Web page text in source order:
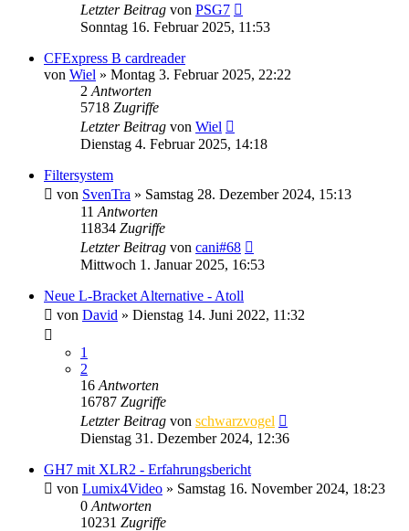
Letzter Beitrag von PSG7
Sonntag 16. Februar 2025, 11:53
CFExpress B cardreader
von Wiel » Montag 3. Februar 2025, 22:22
2 Antworten
5718 Zugriffe
Letzter Beitrag von Wiel
Dienstag 4. Februar 2025, 14:18
Filtersystem
von SvenTra » Samstag 28. Dezember 2024, 15:13
11 Antworten
11834 Zugriffe
Letzter Beitrag von cani#68
Mittwoch 1. Januar 2025, 16:53
Neue L-Bracket Alternative - Atoll
von David » Dienstag 14. Juni 2022, 11:32
1
2
16 Antworten
16787 Zugriffe
Letzter Beitrag von schwarzvogel
Dienstag 31. Dezember 2024, 12:36
GH7 mit XLR2 - Erfahrungsbericht
von Lumix4Video » Samstag 16. November 2024, 18:23
0 Antworten
10231 Zugriffe